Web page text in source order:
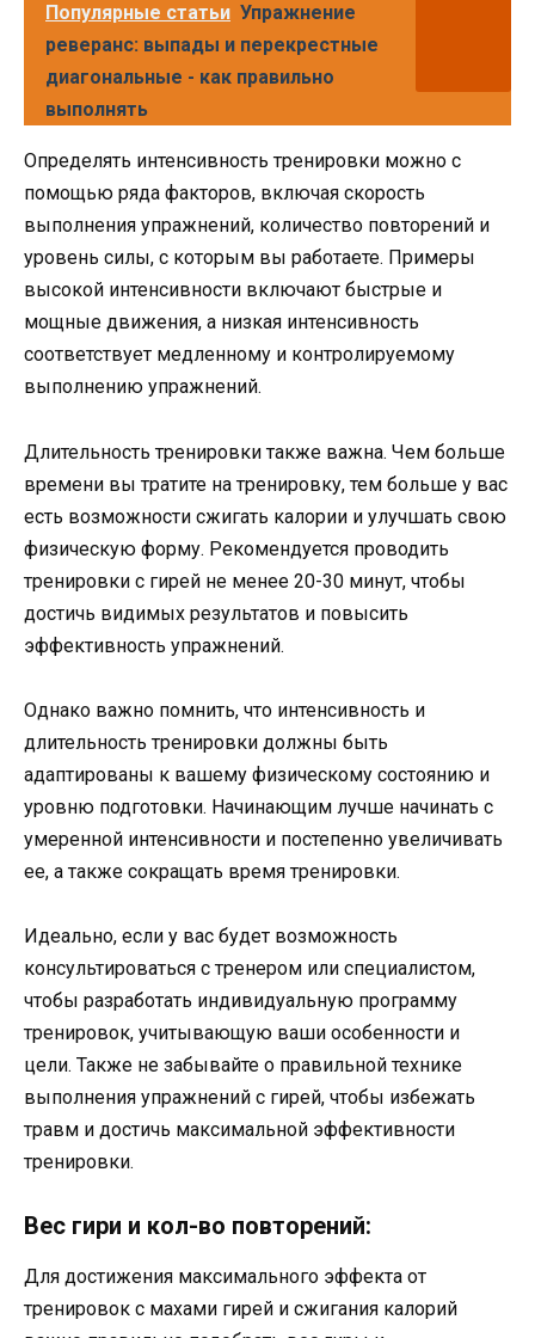
Популярные статьи Упражнение
реверанс: выпады и перекрестные
диагональные - как правильно
выполнять
Определять интенсивность тренировки можно с
помощью ряда факторов, включая скорость
выполнения упражнений, количество повторений и
уровень силы, с которым вы работаете. Примеры
высокой интенсивности включают быстрые и
мощные движения, а низкая интенсивность
соответствует медленному и контролируемому
выполнению упражнений.
Длительность тренировки также важна. Чем больше
времени вы тратите на тренировку, тем больше у вас
есть возможности сжигать калории и улучшать свою
физическую форму. Рекомендуется проводить
тренировки с гирей не менее 20-30 минут, чтобы
достичь видимых результатов и повысить
эффективность упражнений.
Однако важно помнить, что интенсивность и
длительность тренировки должны быть
адаптированы к вашему физическому состоянию и
уровню подготовки. Начинающим лучше начинать с
умеренной интенсивности и постепенно увеличивать
ее, а также сокращать время тренировки.
Идеально, если у вас будет возможность
консультироваться с тренером или специалистом,
чтобы разработать индивидуальную программу
тренировок, учитывающую ваши особенности и
цели. Также не забывайте о правильной технике
выполнения упражнений с гирей, чтобы избежать
травм и достичь максимальной эффективности
тренировки.
Вес гири и кол-во повторений:
Для достижения максимального эффекта от
тренировок с махами гирей и сжигания калорий